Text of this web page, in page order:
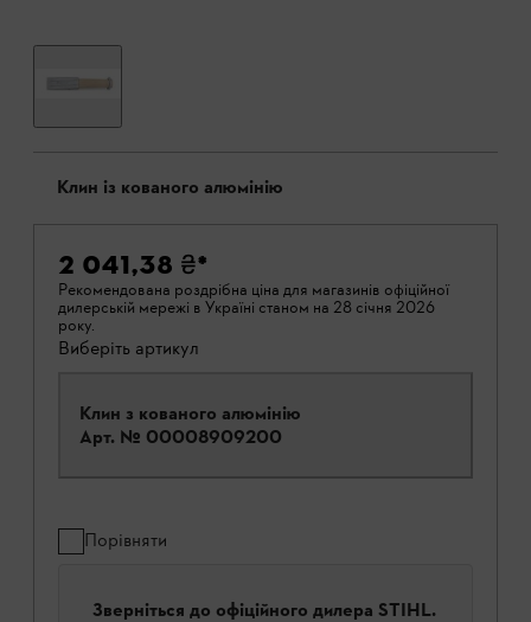
Клин із кованого алюмінію
2 041,38 ₴*
Рекомендована роздрібна ціна для магазинів офіційної
дилерській мережі в Україні станом на 28 січня 2026
року.
Виберіть артикул
Клин з кованого алюмінію
Арт. № 00008909200
Порівняти
Зверніться до офіційного дилера STIHL.